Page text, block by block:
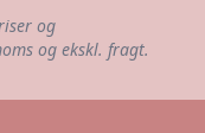
og
og ekskl. fragt.